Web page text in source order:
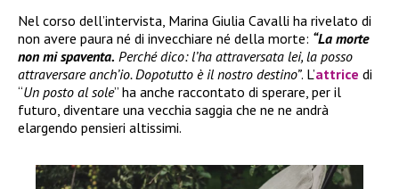
Nel corso dell’intervista, Marina Giulia Cavalli ha rivelato di
non avere paura né di invecchiare né della morte: “La morte
non mi spaventa. Perché dico: l’ha attraversata lei, la posso
attraversare anch’io. Dopotutto è il nostro destino”. L’attrice di
“Un posto al sole” ha anche raccontato di sperare, per il
futuro, diventare una vecchia saggia che ne ne andrà
elargendo pensieri altissimi.